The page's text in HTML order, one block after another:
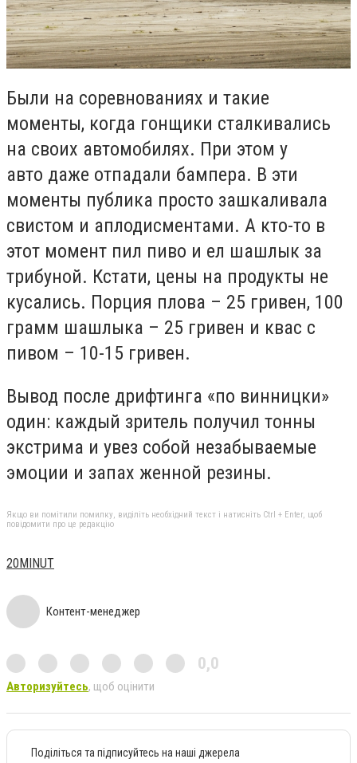
Были на соревнованиях и такие
моменты, когда гонщики сталкивались
на своих автомобилях. При этом у
авто даже отпадали бампера. В эти
моменты публика просто зашкаливала
свистом и аплодисментами. А кто-то в
этот момент пил пиво и ел шашлык за
трибуной. Кстати, цены на продукты не
кусались. Порция плова – 25 гривен, 100
грамм шашлыка – 25 гривен и квас с
пивом – 10-15 гривен.
Вывод после дрифтинга «по винницки»
один: каждый зритель получил тонны
экстрима и увез собой незабываемые
эмоции и запах женной резины.
Якщо ви помітили помилку, виділіть необхідний текст і натисніть Ctrl + Enter, щоб
повідомити про це редакцію
20MINUT
Контент-менеджер
0,0
Авторизуйтесь, щоб оцінити
Поділіться та підписуйтесь на наші джерела